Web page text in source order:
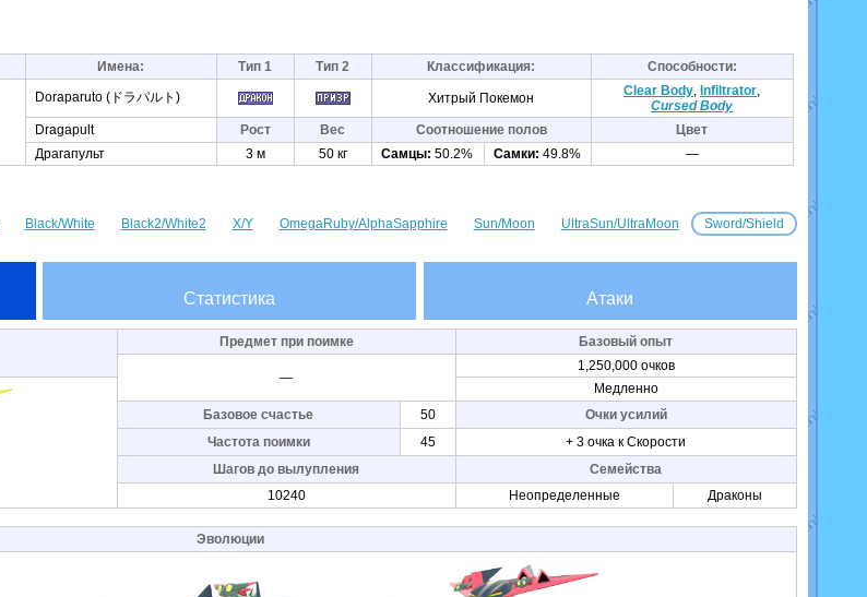
Имена: Тип 1 Тип 2 Классификация:
Способности:
Doraparuto (ドラパルト) Хитрый Покемон Clear Body, Infiltrator,
Cursed Body
Dragapult
Рост Вес Соотношение полов
Цвет
Драгапульт
3 м 50 кг Самцы: 50.2% Самки: 49.8% —
Black/White Black2/White2 X/Y OmegaRuby/AlphaSapphire Sun/Moon UltraSun/UltraMoon Sword/Shield
Статистика Атаки
Предмет при поимке Базовый опыт
—
1,250,000 очков
Медленно
Базовое счастье
50
Очки усилий
Частота поимки
45
+ 3 очка к Скорости
Шагов до вылупления
Семейства
10240
Неопределенные Драконы
Эволюции